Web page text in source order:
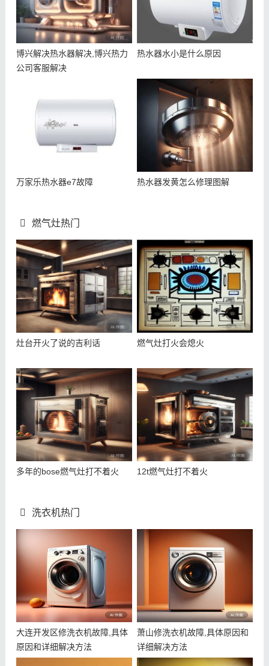
博兴解决热水器解决,博兴热力
公司客服解决
热水器水小是什么原因
万家乐热水器e7故障 热水器发黄怎么修理图解
燃气灶热门
灶台开火了说的吉利话 燃气灶打火会熄火
多年的bose燃气灶打不着火 12t燃气灶打不着火
洗衣机热门
大连开发区修洗衣机故障,具体
原因和详细解决方法
萧山修洗衣机故障,具体原因和
详细解决方法